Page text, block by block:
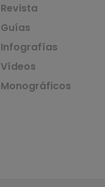
Revista
Guías
Infografías
Vídeos
Monográficos